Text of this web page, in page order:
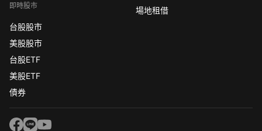
即時股市
台股股市
美股股市
台股ETF
美股ETF
債券
場地租借